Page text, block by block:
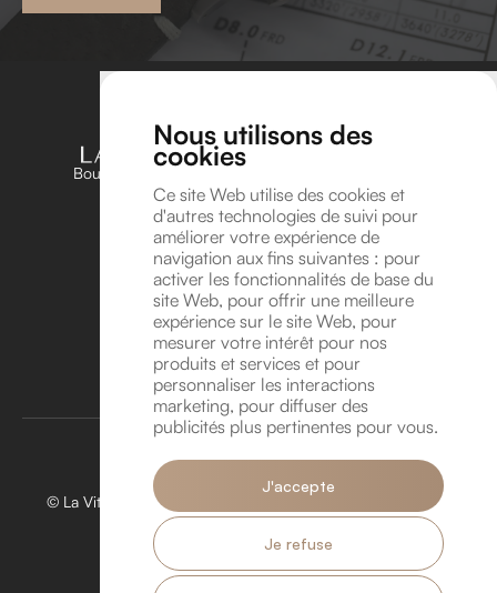
Nous utilisons des
cookies
Ce site Web utilise des cookies et
d'autres technologies de suivi pour
améliorer votre expérience de
navigation aux fins suivantes : pour
activer les fonctionnalités de base du
site Web, pour offrir une meilleure
expérience sur le site Web, pour
mesurer votre intérêt pour nos
produits et services et pour
personnaliser les interactions
marketing, pour diffuser des
publicités plus pertinentes pour vous.
J'accepte
Je refuse
Boutique unique dédiée aux amateurs et passionnés
d’horlogerie en Belgique
Suivez-nous sur Instagram !
Suivez-nous sur YouTube !
Coordonnées
Avenue Léonard de Vinci 8A, 1300 Wavre
info@lavitrinehorlogere.be
TVA BE 1016.118.946
Rendez-vous
© La Vitrine Horlogère 2026. Tous droits réservés. Créé par
Politique de confidentialité.
Politique de Cookies.